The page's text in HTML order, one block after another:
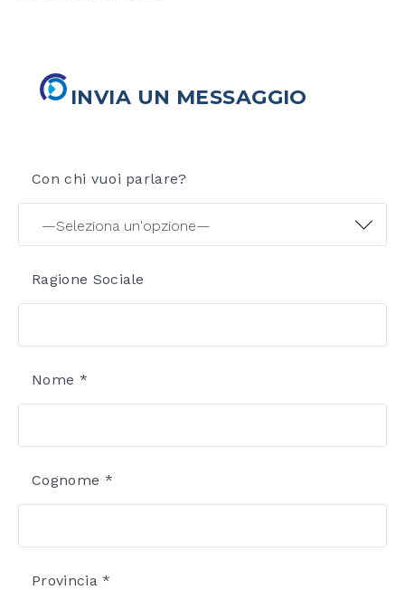
INVIA UN MESSAGGIO
Con chi vuoi parlare?
Ragione Sociale
Nome *
Cognome *
Provincia *